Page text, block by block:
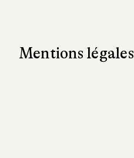
Mentions légales